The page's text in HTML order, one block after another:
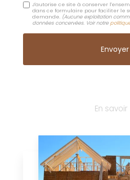
J'autorise ce site à conserver
dans ce formulaire pour faciliter le
demande. (Aucune exploitation
données concervées. Voir notre
En savoir